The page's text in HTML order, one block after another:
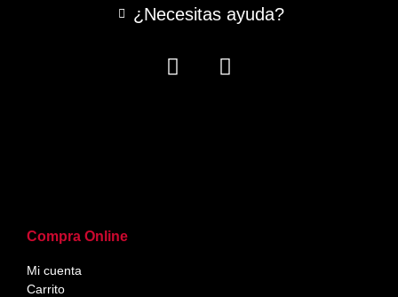
Compra Online
Mi cuenta
Carrito
¿Necesitas ayuda?